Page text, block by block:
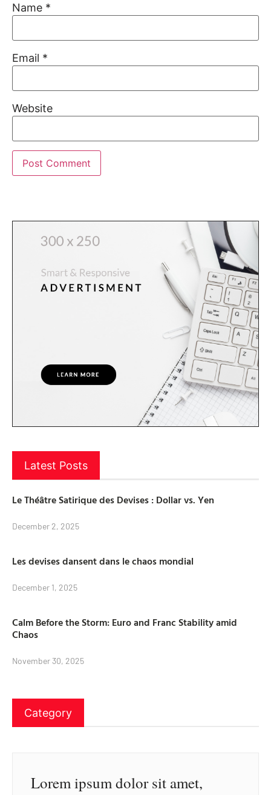
Name *
Email *
Website
Latest Posts
Le Théâtre Satirique des Devises : Dollar vs. Yen
December 2, 2025
Les devises dansent dans le chaos mondial
December 1, 2025
Calm Before the Storm: Euro and Franc Stability amid
Chaos
November 30, 2025
Category
Lorem ipsum dolor sit amet,